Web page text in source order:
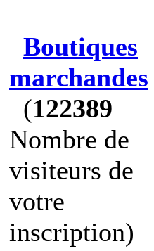
Boutiques
marchandes
(122389
Nombre de
visiteurs de
votre
inscription)